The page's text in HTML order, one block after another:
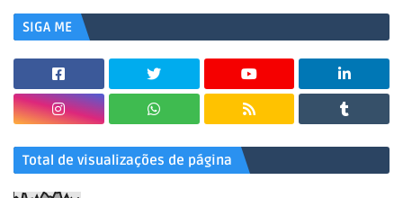
SIGA ME
Total de visualizações de página